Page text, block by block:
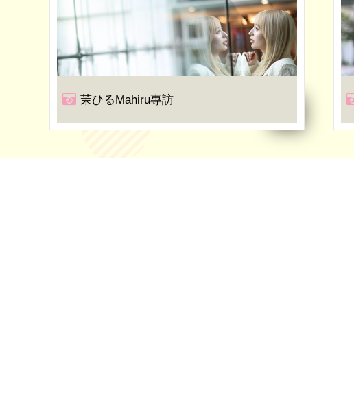
茉ひるMahiru專訪